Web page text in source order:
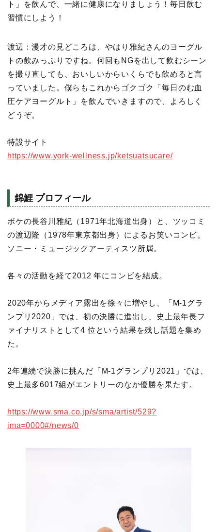
ト」を飲んで、一緒に健康になりましょう！毎日飲む
習慣にしよう！
渡辺：漫才の見どころは、やはり雅紀さんのヨーグル
トの飲みっぷりですね。何回もNGを出して飲むシーン
を撮り直しても、おいしいからいくらでも飲めると言
っていました。僕らもこれからゴクゴク「毎日のむ血
圧ケアヨーグルト」を飲んでいきますので、よろしく
どうぞ。
特設サイト
https://www.york-wellness.jp/ketsuatsucare/
錦鯉 プロフィール
ボケの長谷川雅紀（1971年北海道出身）と、ツッコミ
の渡辺隆（1978年東京都出身）によるお笑いコンビ。
ソニー・ミュージックアーティスツ所属。
各々の活動を経て2012 年にコンビを結成。
2020年からメディア露出を徐々に増やし、「M-1グラ
ンプリ2020」では、初の決勝に進出し、史上最年長フ
ァイナリストとして4 位という結果を残し話題を集め
た。
2年連続で決勝に挑んだ「M-1グランプリ2021」では、
史上最多6017組がエントリーのなか優勝を果たす。
https://www.sma.co.jp/s/sma/artist/529?
ima=0000#/news/0